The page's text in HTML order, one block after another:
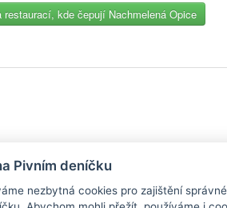
restaurací, kde čepují Nachmelená Opice
připomínky | Aplikace pro
čarou
Pivním deníčku
nezbytná cookies pro zajištění